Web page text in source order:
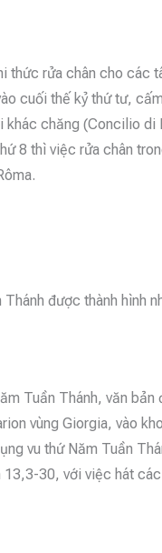
thức rửa chân cho các
cuối thế kỷ thứ tư,
chăng (Concilio di
8 thì việc rửa chân
được thành hình
Tuần Thánh, văn
vùng Giorgia, vào
vu thứ Năm Tuần
30, với việc hát